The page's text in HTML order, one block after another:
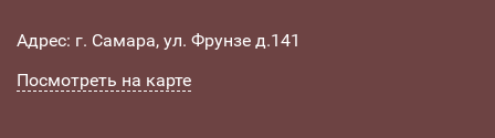
Адрес: г. Самара, ул. Фрунзе д.141
Посмотреть на карте